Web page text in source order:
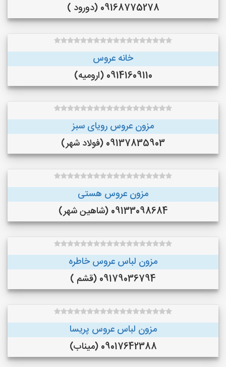
09168775278 (دورود )
خانه عروس
09141609110 (ارومیه)
مزون عروس رویای سبز
09137835903 (فولاد شهر)
مزون عروس هستی
09133098684 (شاهین شهر)
مزون لباس عروس خاطره
09179036794 (قشم )
مزون لباس عروس پریسا
09017642388 (میناب)